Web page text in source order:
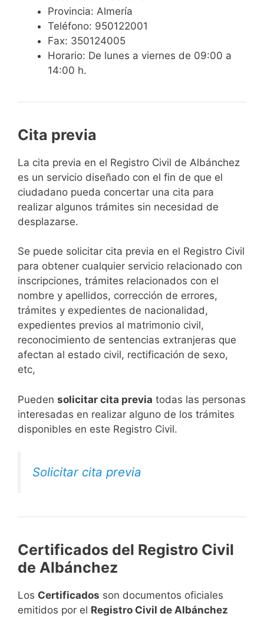
Provincia: Almería
Teléfono: 950122001
Fax: 350124005
Horario: De lunes a viernes de 09:00 a
14:00 h.
Cita previa
​​​​​​​​​​​​​​​​​​​​​​​​​​​​La cita previa en el Registro Civil de Albánchez
es un servicio diseñado con el fin de que el
ciudadano pueda concertar una cita para
realizar algunos trámites sin necesidad de
desplazarse.​
Se puede solicitar cita previa en el Registro Civil
para obtener cualquier servicio relacionado con
inscripciones, trámites relacionados con el
nombre y apellidos, corrección de errores,
trámites y expedientes de nacionalidad,
expedientes previos al matrimonio civil,
reconocimiento de sentencias extranjeras que
afectan al estado civil, rectificación de sexo,
etc,
​Pueden solicitar cita previa todas las personas
interesadas en realizar alguno de los trámites
disponibles en este Registro Civil.​
Solicitar cita previa
Certificados del Registro Civil
de Albánchez
Los Certificados son documentos oficiales
emitidos por el Registro Civil de Albánchez